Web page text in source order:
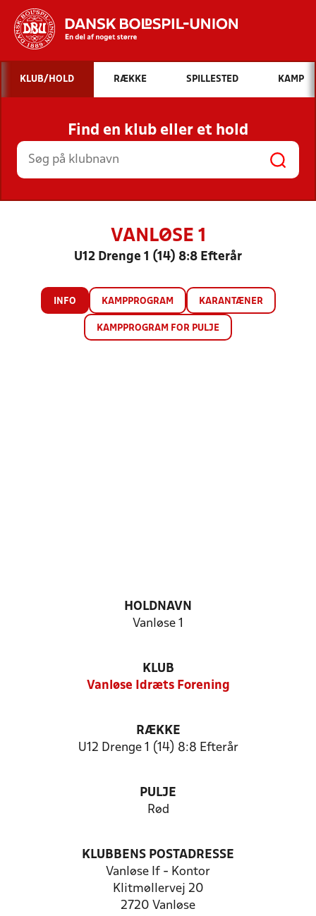
Hvad vil du søge efter?
INDHOLD OG NYHEDER
STILLINGER, RESULTATER, KLUBBER OG
HOLD
KLUB/HOLD RÆKKE SPILLESTED KAMP
Find en klub eller et hold
VANLØSE 1
U12 Drenge 1 (14) 8:8 Efterår
INFO KAMPPROGRAM KARANTÆNER
KAMPPROGRAM FOR PULJE
HOLDNAVN
Vanløse 1
KLUB
Vanløse Idræts Forening
RÆKKE
U12 Drenge 1 (14) 8:8 Efterår
PULJE
Rød
KLUBBENS POSTADRESSE
Vanløse If - Kontor
Klitmøllervej 20
2720 Vanløse